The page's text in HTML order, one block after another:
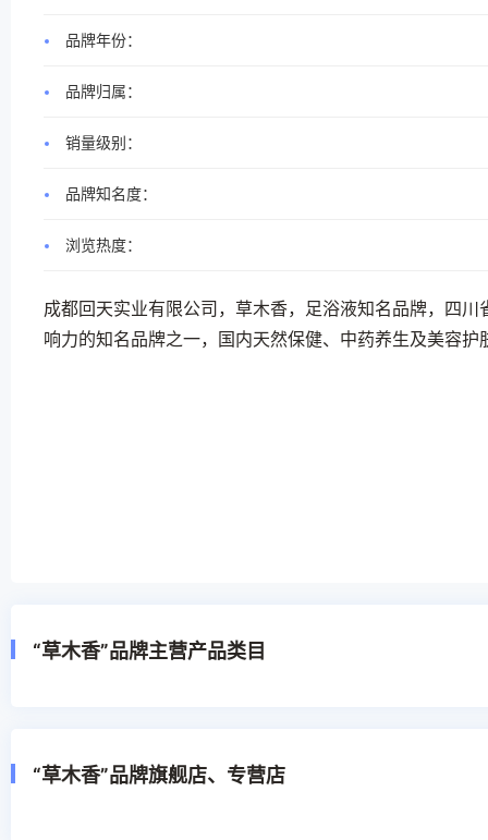
品牌年份：
品牌归属：
销量级别：
品牌知名度：
浏览热度：
成都回天实业有限公司，草木香，足浴液知名品牌，四
响力的知名品牌之一，国内天然保健、中药养生及美容
“草木香”品牌主营产品类目
“草木香”品牌旗舰店、专营店